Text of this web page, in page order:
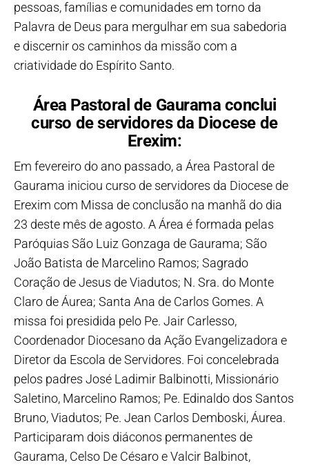
pessoas, famílias e comunidades em torno da
Palavra de Deus para mergulhar em sua sabedoria
e discernir os caminhos da missão com a
criatividade do Espírito Santo.
Área Pastoral de Gaurama conclui
curso de servidores da Diocese de
Erexim:
Em fevereiro do ano passado, a Área Pastoral de
Gaurama iniciou curso de servidores da Diocese de
Erexim com Missa de conclusão na manhã do dia
23 deste mês de agosto. A Área é formada pelas
Paróquias São Luiz Gonzaga de Gaurama; São
João Batista de Marcelino Ramos; Sagrado
Coração de Jesus de Viadutos; N. Sra. do Monte
Claro de Áurea; Santa Ana de Carlos Gomes. A
missa foi presidida pelo Pe. Jair Carlesso,
Coordenador Diocesano da Ação Evangelizadora e
Diretor da Escola de Servidores. Foi concelebrada
pelos padres José Ladimir Balbinotti, Missionário
Saletino, Marcelino Ramos; Pe. Edinaldo dos Santos
Bruno, Viadutos; Pe. Jean Carlos Demboski, Áurea.
Participaram dois diáconos permanentes de
Gaurama, Celso De Césaro e Valcir Balbinot,